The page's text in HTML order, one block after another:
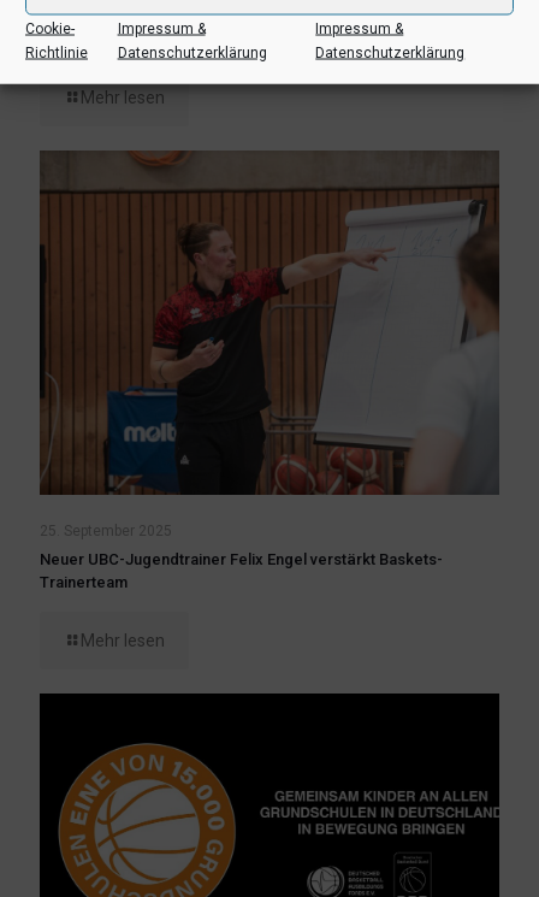
Cookie-
Richtlinie
Impressum &
Datenschutzerklärung
Impressum &
Datenschutzerklärung
24. Dezember 2025
Uni Baskets wünschen Frohe Weihnachten
Mehr lesen
25. September 2025
Neuer UBC-Jugendtrainer Felix Engel verstärkt Baskets-
Trainerteam
Mehr lesen